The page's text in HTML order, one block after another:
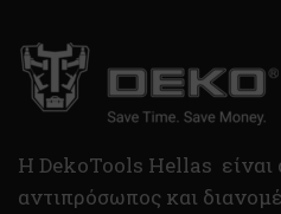
H DekoTools Hellas είναι
αντιπρόσωπος και